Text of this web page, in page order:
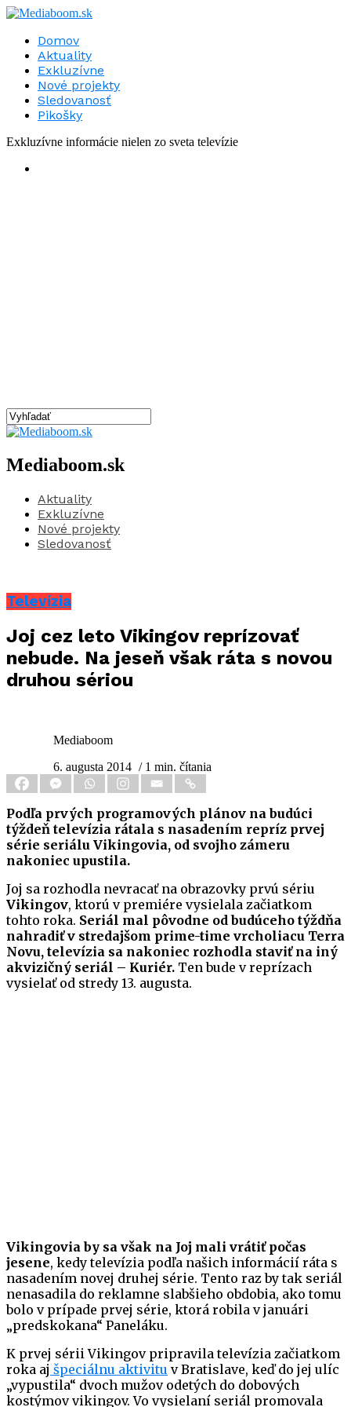
Domov
Aktuality
Exkluzívne
Nové projekty
Sledovanosť
Pikošky
Exkluzívne informácie nielen zo sveta televízie
Mediaboom.sk
Aktuality
Exkluzívne
Nové projekty
Sledovanosť
Televízia
Joj cez leto Vikingov reprízovať
nebude. Na jeseň však ráta s novou
druhou sériou
Mediaboom
6. augusta 2014 / 1 min. čítania
Podľa prvých programových plánov na budúci
týždeň televízia rátala s nasadením repríz prvej
série seriálu Vikingovia, od svojho zámeru
nakoniec upustila.
Joj sa rozhodla nevracať na obrazovky prvú sériu
Vikingov, ktorú v premiére vysielala začiatkom
tohto roka. Seriál mal pôvodne od budúceho týždňa
nahradiť v stredajšom prime-time vrcholiacu Terra
Novu, televízia sa nakoniec rozhodla staviť na iný
akvizičný seriál – Kuriér. Ten bude v reprízach
vysielať od stredy 13. augusta.
Vikingovia by sa však na Joj mali vrátiť počas
jesene, kedy televízia podľa našich informácií ráta s
nasadením novej druhej série. Tento raz by tak seriál
nenasadila do reklamne slabšieho obdobia, ako tomu
bolo v prípade prvej série, ktorá robila v januári
„predskokana“ Paneláku.
K prvej sérii Vikingov pripravila televízia začiatkom
roka aj špeciálnu aktivitu v Bratislave, keď do jej ulíc
„vypustila“ dvoch mužov odetých do dobových
kostýmov vikingov. Vo vysielaní seriál promovala